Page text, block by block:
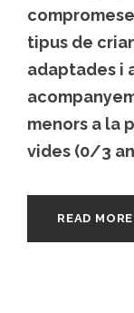
tipus de
adaptades i
menors a la
vides (0/3
READ MORE